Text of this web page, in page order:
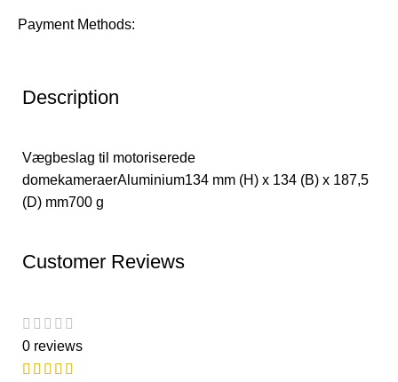
Payment Methods:
Description
Vægbeslag til motoriserede
domekameraerAluminium134 mm (H) x 134 (B) x 187,5
(D) mm700 g
Customer Reviews
0 reviews